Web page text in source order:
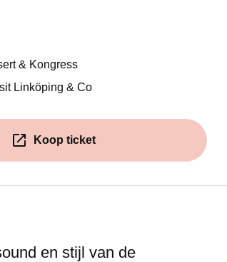
& Kongress
Linköping & Co
Koop ticket
(Opent in een nieuw venster)
en stijl van de